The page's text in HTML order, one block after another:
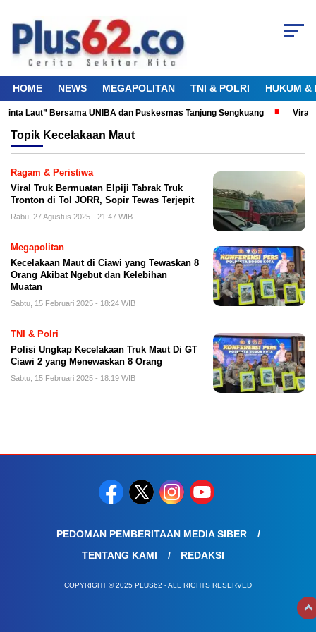
HOME NEWS MEGAPOLITAN TNI & POLRI HUKUM &
Laut” Bersama UNIBA dan Puskesmas Tanjung Sengkuang Viral!
Topik Kecelakaan Maut
Ragam & Peristiwa
Viral Truk Bermuatan Elpiji Tabrak Truk
Tronton di Tol JORR, Sopir Tewas Terjepit
Rabu, 27 Agustus 2025 - 21:47 WIB
Megapolitan
Kecelakaan Maut di Ciawi yang Tewaskan 8
Orang Akibat Ngebut dan Kelebihan
Muatan
Sabtu, 15 Februari 2025 - 18:24 WIB
TNI & Polri
Polisi Ungkap Kecelakaan Truk Maut Di GT
Ciawi 2 yang Menewaskan 8 Orang
Sabtu, 15 Februari 2025 - 18:19 WIB
PEDOMAN PEMBERITAAN MEDIA SIBER
TENTANG KAMI
REDAKSI
COPYRIGHT © 2025 PLUS62 - ALL RIGHTS RESERVED